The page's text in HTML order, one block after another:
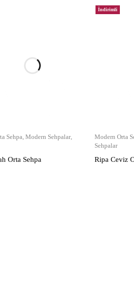
Sehpa, Modern Sehpalar,
Orta Sehpa
İndirimli
Modern Orta
Sehpalar
Ripa Ceviz